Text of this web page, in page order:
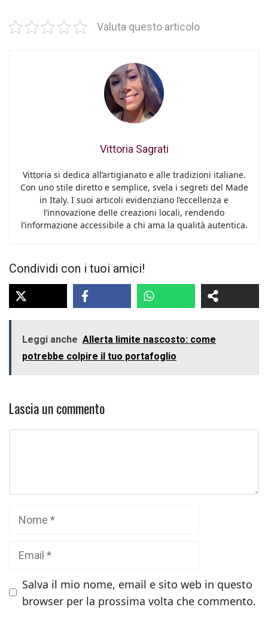
Valuta questo articolo
Vittoria Sagrati
Vittoria si dedica all’artigianato e alle tradizioni italiane.
Con uno stile diretto e semplice, svela i segreti del Made
in Italy. I suoi articoli evidenziano l’eccellenza e
l’innovazione delle creazioni locali, rendendo
l’informazione accessibile a chi ama la qualità autentica.
Condividi con i tuoi amici!
Leggi anche Allerta limite nascosto: come
potrebbe colpire il tuo portafoglio
Lascia un commento
Salva il mio nome, email e sito web in questo
browser per la prossima volta che commento.